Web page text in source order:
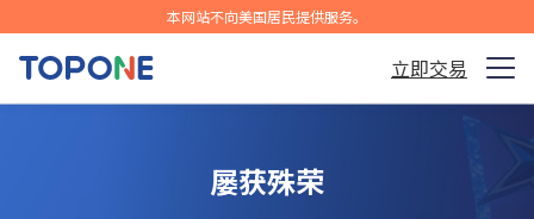
本网站不向美国居民提供服务。
立即交易
屡获殊荣